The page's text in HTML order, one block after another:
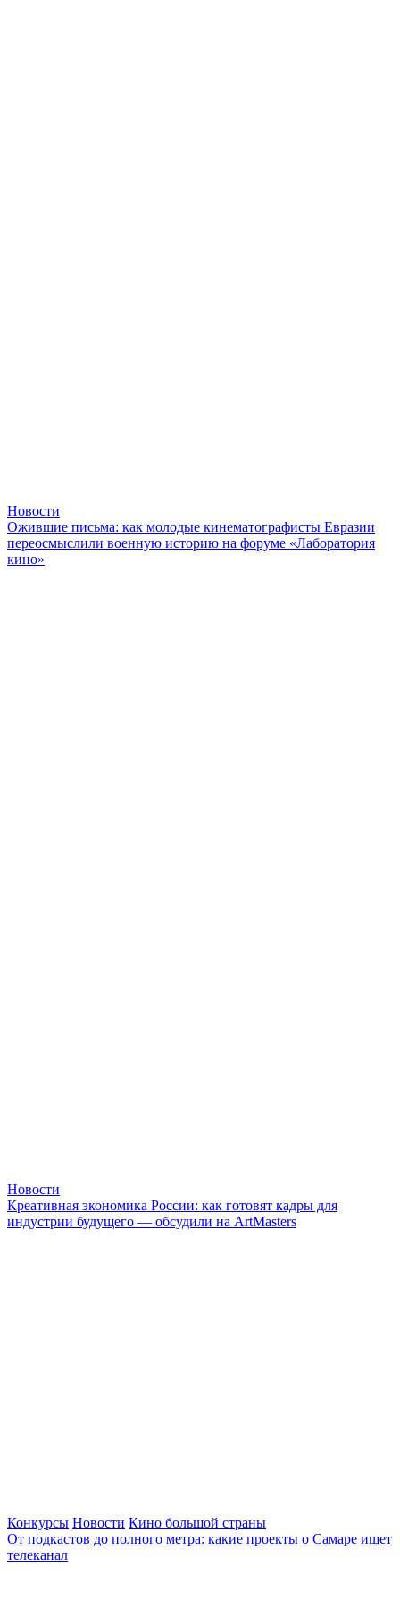
Новости
Ожившие письма: как молодые кинематографисты Евразии
переосмыслили военную историю на форуме «Лаборатория
кино»
Новости
Креативная экономика России: как готовят кадры для
индустрии будущего — обсудили на ArtMasters
Конкурсы Новости Кино большой страны
От подкастов до полного метра: какие проекты о Самаре ищет
телеканал